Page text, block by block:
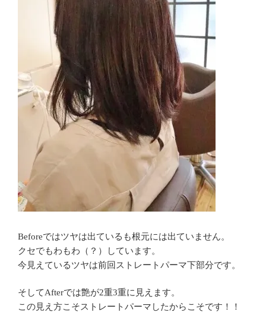
Beforeではツヤは出ているも根元には出ていません。
クセでもわもわ（？）しています。
今見えているツヤは前回ストレートパーマ下部分です。
そしてAfterでは艶が2重3重に見えます。
この見え方こそストレートパーマしたからこそです！！